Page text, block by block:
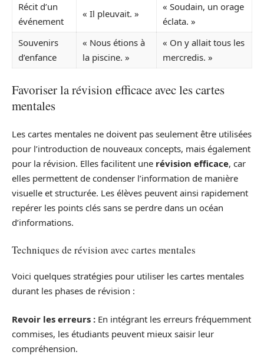
Récit d’un
événement
« Il pleuvait. »
« Soudain, un orage
éclata. »
Souvenirs
d’enfance
« Nous étions à
la piscine. »
« On y allait tous les
mercredis. »
Favoriser la révision efficace avec les cartes
mentales
Les cartes mentales ne doivent pas seulement être utilisées
pour l’introduction de nouveaux concepts, mais également
pour la révision. Elles facilitent une révision efficace, car
elles permettent de condenser l’information de manière
visuelle et structurée. Les élèves peuvent ainsi rapidement
repérer les points clés sans se perdre dans un océan
d’informations.
Techniques de révision avec cartes mentales
Voici quelques stratégies pour utiliser les cartes mentales
durant les phases de révision :
Revoir les erreurs : En intégrant les erreurs fréquemment
commises, les étudiants peuvent mieux saisir leur
compréhension.